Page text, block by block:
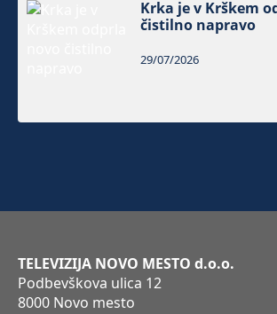
Krka je v Krškem
čistilno napravo
29/07/2026
TELEVIZIJA NOVO MESTO d.o.o.
Podbevškova ulica 12
8000 Novo mesto